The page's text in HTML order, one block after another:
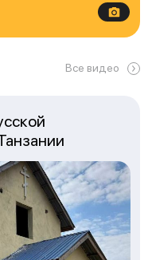
Все видео